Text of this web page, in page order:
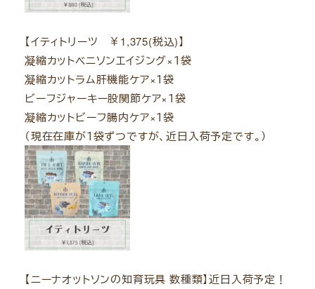
【イティトリーツ ￥1,375(税込)】
凝縮カットベニソンエイジング×１袋
凝縮カットラム肝機能ケア×１袋
ビーフジャーキー股関節ケア×１袋
凝縮カットビーフ腸内ケア×１袋
（現在在庫が１袋ずつですが、近日入荷予定です。）
【ニーナオットソンの知育玩具 数種類】近日入荷予定！